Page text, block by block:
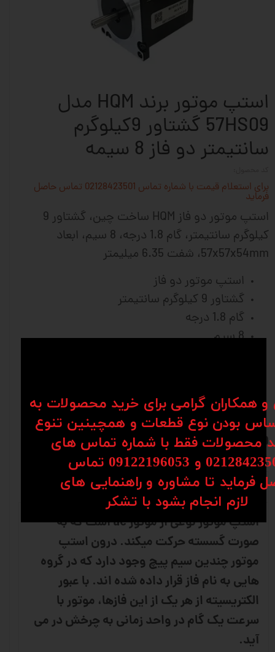
استپ موتور برند HQM مدل
57HS09 گشتاور 9کیلوگرم
سانتیمتر دو فاز 8 سیمه
برای استعلام قیمت با شماره تماس 02128423501 تماس حاصل
فرماید
استپ موتور دو فاز HQM ساخت چین، گشتاور 9
کیلوگرم سانتیمتر، گام 1.8 درجه، 8 سیم، ابعاد
57x57x54mm، شفت 6.35 میلیمتر
استپ موتور دو فاز
گشتاور 9 کیلوگرم سانتیمتر
گام 1.8 درجه
8 سیم
ساخت چین
برای مشاوره و سفارش با شماره
09904142099 تماس حاصل فرمایید
استپ موتور چیست ؟ نظرات
استپ موتور نوعی از موتور dc است که به
صورت گسسته حرکت میکند. درون استپ
موتور چندین سیم پیچ وجود دارد که در گروه
هایی به نام فاز قرار داده شده اند. با عبور
الکتریسیته از هر یک از این فازها، موتور با
سرعت یک گام در واحد زمانی به چرخش در می
آید.
همکاران گرامی برای خرید محصولات به
بودن نوع قطعات و همچینین تنوع
کد محصولات فقط با شماره تماس های
و 09122196053​​​​​​​ تماس
فرماید تا مشاوره و راهنمایی های
​​​​​​​لازم انجام بشود با تشکر​​​​​​​